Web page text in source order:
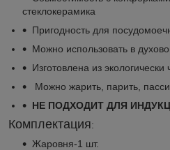
стеклокерамика
Пригодность для
Можно использовать в
Изготовлена из
Можно жарить, парить,
НЕ ПОДХОДИТ ДЛЯ
Комплектация:
Жаровня-1 шт.